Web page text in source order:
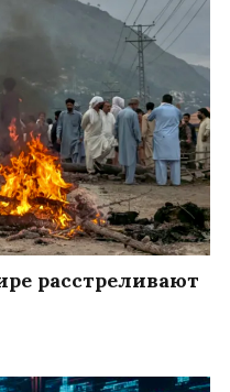
расстреливают